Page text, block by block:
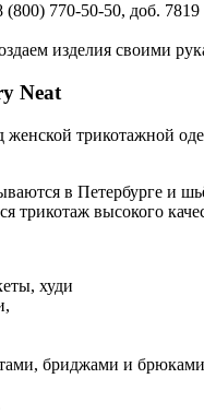
(800) 770-50-50, доб. 7819
изделия своими
Neat
женской трикотажной
в Петербурге и
трикотаж высокого
худи
бриджами и